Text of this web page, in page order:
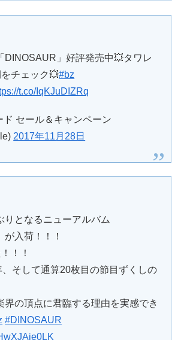
DINOSAUR」好評発売中💥タワレ
チェック💥#bz
t.co/IqKJuDIZRq
セール＆キャンペーン
2017年11月28日
りとなるニューアルバム
が入荷！！！
！！
そして通算20枚目の節目ずくしの
界の頂点に君臨する理由を実感でき
#DINOSAUR